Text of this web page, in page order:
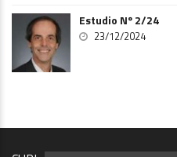
Estudio Nº 2/24
23/12/2024